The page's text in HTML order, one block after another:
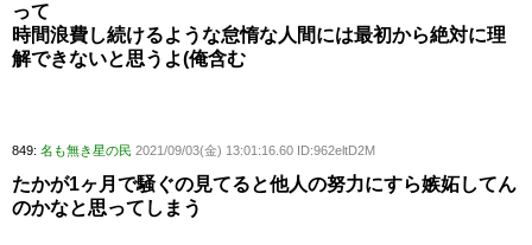
って
時間浪費し続けるような怠惰な人間には最初から絶対に理
解できないと思うよ(俺含む
849: 名も無き星の民 2021/09/03(金) 13:01:16.60 ID:962eltD2M
たかが1ヶ月で騒ぐの見てると他人の努力にすら嫉妬してん
のかなと思ってしまう